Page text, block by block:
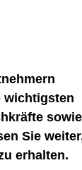
wichtigsten
sowie
Sie
erhalten.